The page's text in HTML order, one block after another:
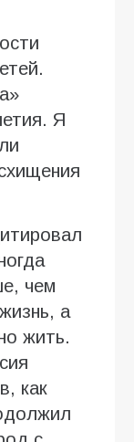
Я
чем
а
жить.
как